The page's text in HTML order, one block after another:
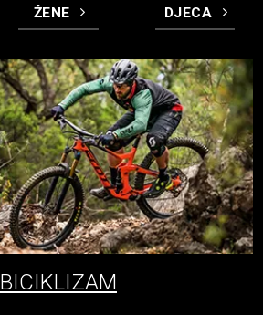
ŽENE DJECA
BICIKLIZAM